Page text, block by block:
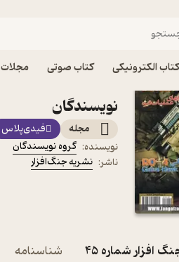
کتاب الکترونیکی کتاب صوتی مجلات
نویسندگان
مجله
فیدی‌پلاس
نویسنده: گروه نویسندگان
ناشر: نشریه جنگ‌افزار
افزار شماره 45 شناسنامه